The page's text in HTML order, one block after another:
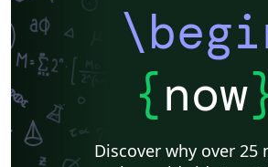
{now
Discover why over 25